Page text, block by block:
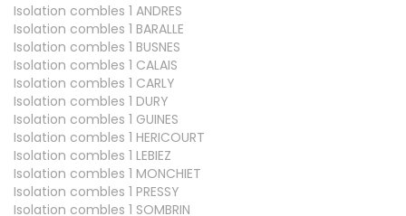
Isolation combles 1 ANDRES
Isolation combles 1 BARALLE
Isolation combles 1 BUSNES
Isolation combles 1 CALAIS
Isolation combles 1 CARLY
Isolation combles 1 DURY
Isolation combles 1 GUINES
Isolation combles 1 HERICOURT
Isolation combles 1 LEBIEZ
Isolation combles 1 MONCHIET
Isolation combles 1 PRESSY
Isolation combles 1 SOMBRIN